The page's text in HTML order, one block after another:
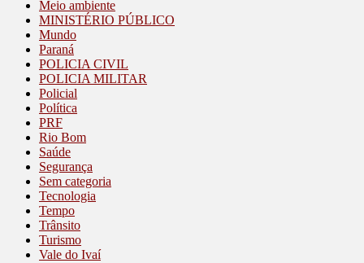
Meio ambiente
MINISTÉRIO PÚBLICO
Mundo
Paraná
POLICIA CIVIL
POLICIA MILITAR
Policial
Política
PRF
Rio Bom
Saúde
Segurança
Sem categoria
Tecnologia
Tempo
Trânsito
Turismo
Vale do Ivaí